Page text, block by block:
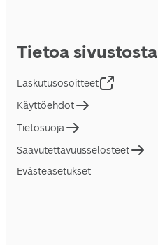
Tietoa sivustosta
Laskutusosoitteet
Käyttöehdot
Tietosuoja
Saavutettavuusselosteet
Evästeasetukset